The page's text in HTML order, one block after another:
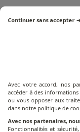
Continuer sans accepter
Avec votre accord, nos
accéder à des
ou vous opposer aux
dans notre politique de
Avec nos partenaires,
Fonctionnalités et